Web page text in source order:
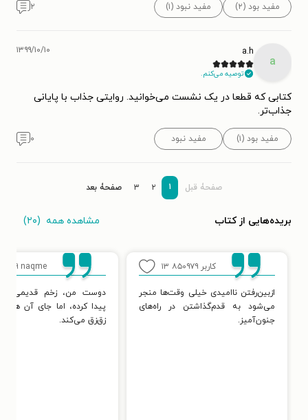
مفید بود (۲) مفید نبود (۱) ۲
a
a.h
توصیه می‌کنم.
۱۳۹۹/۱۰/۱۰
کتابی که قطعا در یک نشست می‌خوانید. روایتی جذاب با پایانی
جذاب‌تر.
مفید بود (۱) مفید نبود ۰
صفحۀ قبل ۱ ۲ ۳ صفحۀ بعد
بریده‌هایی از کتاب مشاهده همه (۲۰)
کاربر ۸۵۰۹۷۹ ۱۳
ازبین‌رفتن ناامیدی خیلی وقت‌ها منجر
می‌شود به قدم‌گذاشتن در راه‌های
جنون‌آمیز.
naqme ۹
دوست من، زخم قدیمی
پیدا کرده، اما جای آن
زق‌زق می‌کند.